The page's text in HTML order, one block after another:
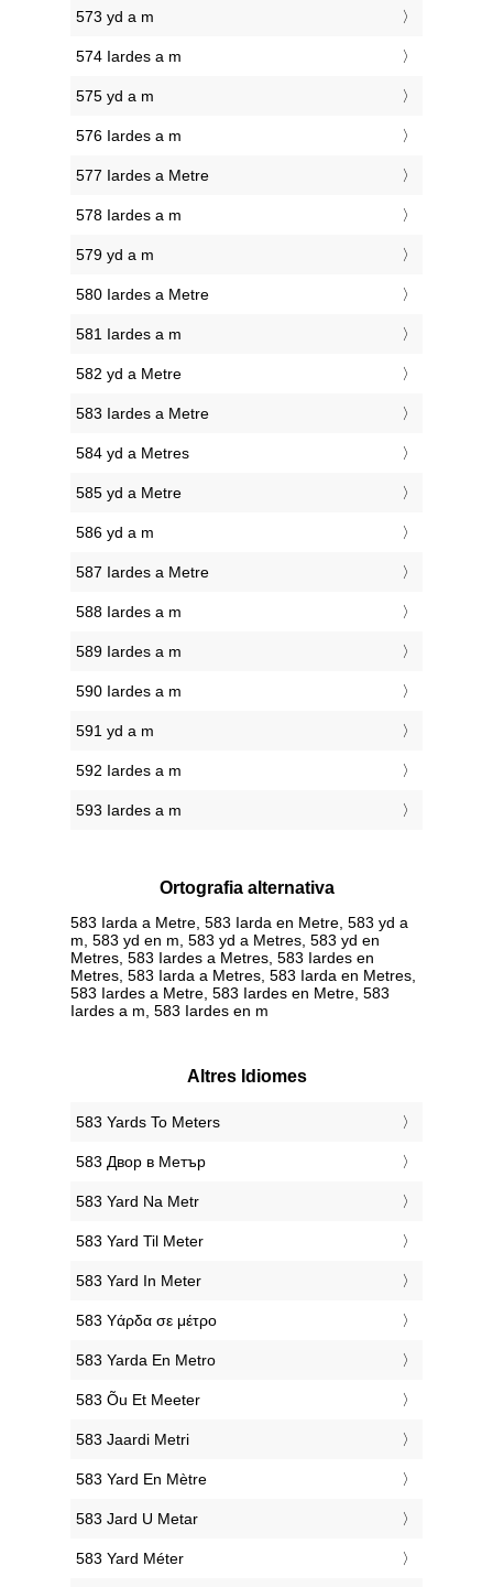
573 yd a m
574 Iardes a m
575 yd a m
576 Iardes a m
577 Iardes a Metre
578 Iardes a m
579 yd a m
580 Iardes a Metre
581 Iardes a m
582 yd a Metre
583 Iardes a Metre
584 yd a Metres
585 yd a Metre
586 yd a m
587 Iardes a Metre
588 Iardes a m
589 Iardes a m
590 Iardes a m
591 yd a m
592 Iardes a m
593 Iardes a m
Ortografia alternativa
583 Iarda a Metre, 583 Iarda en Metre, 583 yd a
m, 583 yd en m, 583 yd a Metres, 583 yd en
Metres, 583 Iardes a Metres, 583 Iardes en
Metres, 583 Iarda a Metres, 583 Iarda en Metres,
583 Iardes a Metre, 583 Iardes en Metre, 583
Iardes a m, 583 Iardes en m
Altres Idiomes
‎583 Yards To Meters
‎583 Двор в Метър
‎583 Yard Na Metr
‎583 Yard Til Meter
‎583 Yard In Meter
‎583 Υάρδα σε μέτρο
‎583 Yarda En Metro
‎583 Õu Et Meeter
‎583 Jaardi Metri
‎583 Yard En Mètre
‎583 Jard U Metar
‎583 Yard Méter